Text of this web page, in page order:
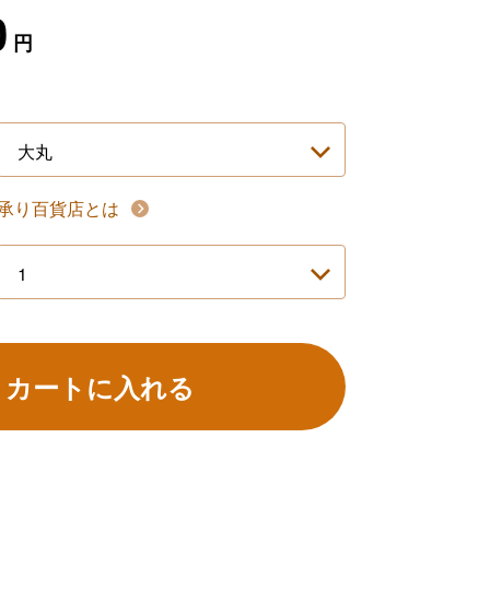
円
り百貨店とは
カートに入れる